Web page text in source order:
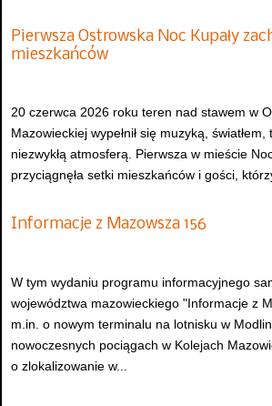
Pierwsza Ostrowska Noc Kupały
mieszkańców
20 czerwca 2026 roku teren nad stawem w
Mazowieckiej wypełnił się muzyką, światłem,
niezwykłą atmosferą. Pierwsza w mieście
przyciągnęła setki mieszkańców i gości,
Informacje z Mazowsza 156
W tym wydaniu programu informacyjnego
województwa mazowieckiego "Informacje z
m.in. o nowym terminalu na lotnisku w
nowoczesnych pociągach w Kolejach
o zlokalizowanie w...